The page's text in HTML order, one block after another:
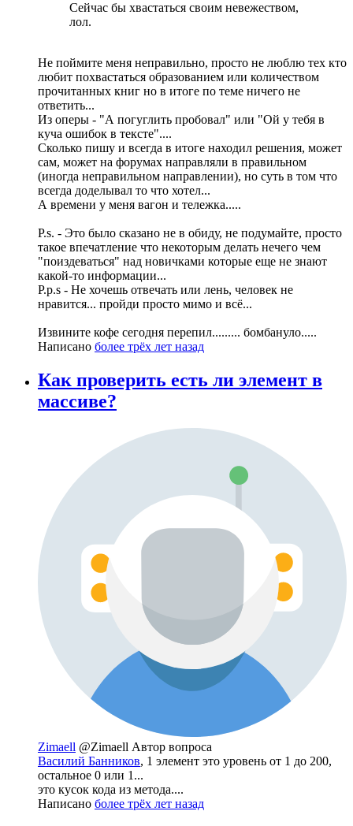
Сейчас бы хвастаться своим невежеством,
лол.
Не поймите меня неправильно, просто не люблю тех кто
любит похвастаться образованием или количеством
прочитанных книг но в итоге по теме ничего не
ответить...
Из оперы - "А погуглить пробовал" или "Ой у тебя в
куча ошибок в тексте"....
Сколько пишу и всегда в итоге находил решения, может
сам, может на форумах направляли в правильном
(иногда неправильном направлении), но суть в том что
всегда доделывал то что хотел...
А времени у меня вагон и тележка.....
P.s. - Это было сказано не в обиду, не подумайте, просто
такое впечатление что некоторым делать нечего чем
"поиздеваться" над новичками которые еще не знают
какой-то информации...
P.p.s - Не хочешь отвечать или лень, человек не
нравится... пройди просто мимо и всё...
Извините кофе сегодня перепил......... бомбануло.....
Написано более трёх лет назад
Как проверить есть ли элемент в
массиве?
Zimaell @Zimaell Автор вопроса
Василий Банников, 1 элемент это уровень от 1 до 200,
остальное 0 или 1...
это кусок кода из метода....
Написано более трёх лет назад